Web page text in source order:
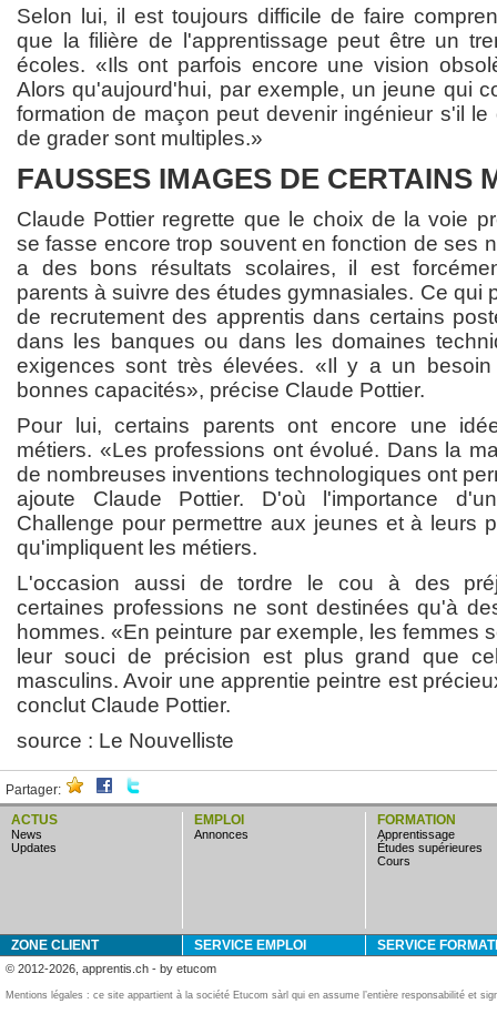
Selon lui, il est toujours difficile de faire
que la filière de l'apprentissage peut être un
écoles. «Ils ont parfois encore une vision
Alors qu'aujourd'hui, par exemple, un jeune qui
formation de maçon peut devenir ingénieur s'il
de grader sont multiples.»
FAUSSES IMAGES DE CERTAINS
Claude Pottier regrette que le choix de la voie
se fasse encore trop souvent en fonction de ses
a des bons résultats scolaires, il est
parents à suivre des études gymnasiales. Ce qui
de recrutement des apprentis dans certains
dans les banques ou dans les domaines
exigences sont très élevées. «Il y a un
bonnes capacités», précise Claude Pottier.
Pour lui, certains parents ont encore une
métiers. «Les professions ont évolué. Dans la
de nombreuses inventions technologiques ont
ajoute Claude Pottier. D'où l'importance
Challenge pour permettre aux jeunes et à leurs
qu'impliquent les métiers.
L'occasion aussi de tordre le cou à des
certaines professions ne sont destinées qu'à
hommes. «En peinture par exemple, les femmes
leur souci de précision est plus grand que
masculins. Avoir une apprentie peintre est
conclut Claude Pottier.
source : Le Nouvelliste
Partager:
ACTUS
news
updates
EMPLOI
annonces
FORMATION
apprentissage
études supérieures
cours
ZONE CLIENT SERVICE EMPLOI SERVICE
© 2012-2026, apprentis.ch - by etucom
Mentions légales : ce site appartient à la société Etucom sàrl qui en assume l’entière responsabilité et